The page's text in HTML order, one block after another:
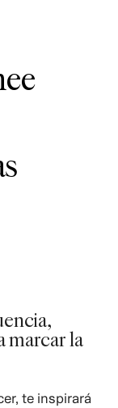
marcar la
te inspirará